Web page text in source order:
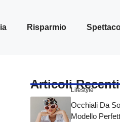
Risparmio
Articoli Recenti
Lifestyle
Occhiali Da
Modello